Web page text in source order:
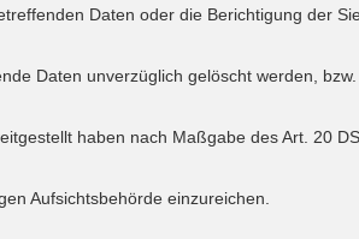
Daten oder die Berichtigung der
Daten unverzüglich gelöscht werden,
haben nach Maßgabe des Art. 20
Aufsichtsbehörde einzureichen.